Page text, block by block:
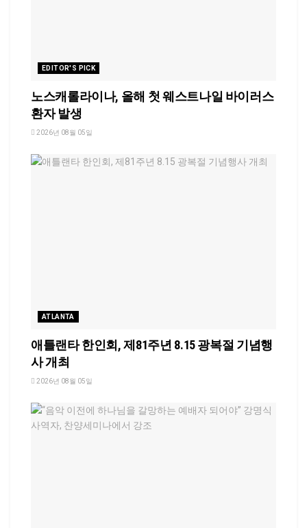
EDITOR'S PICK
노스캐롤라이나, 올해 첫 웨스트나일 바이러스
환자 발생
2026년 08월 05일
ATLANTA
애틀랜타 한인회, 제81주년 8.15 광복절 기념행
사 개최
2026년 08월 05일